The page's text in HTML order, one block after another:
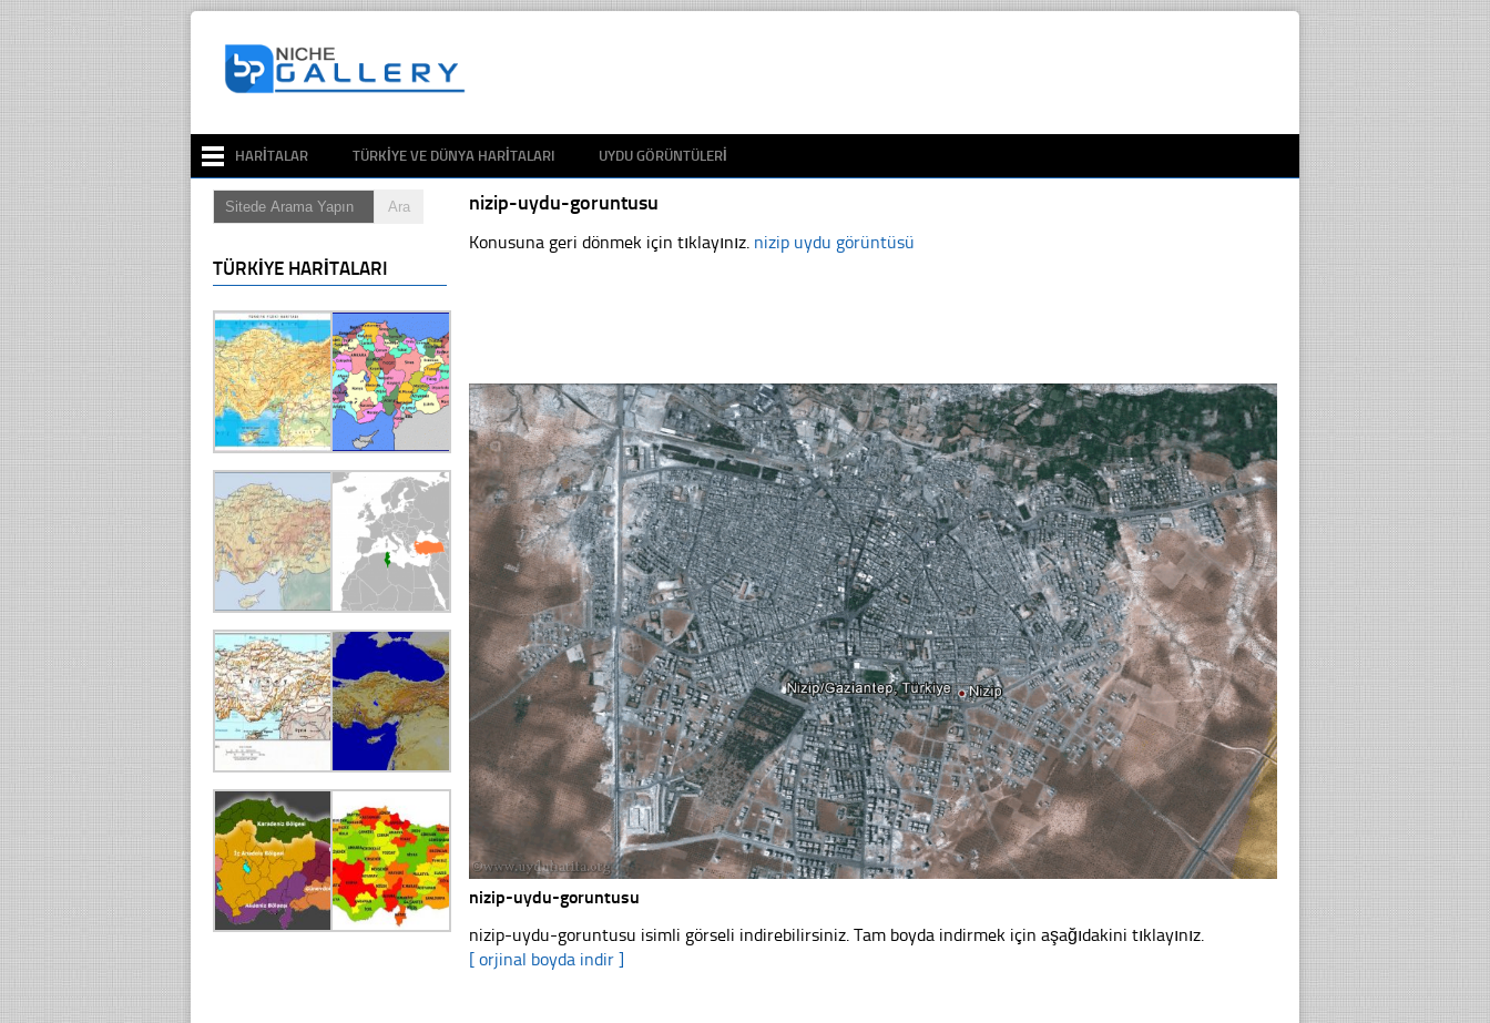
HARITALAR TÜRKIYE VE DÜNYA HARITALARI UYDU GÖRÜNTÜLERI
nizip-uydu-goruntusu
Konusuna geri dönmek için tıklayınız. nizip uydu görüntüsü
nizip-uydu-goruntusu
nizip-uydu-goruntusu isimli görseli indirebilirsiniz. Tam boyda indirmek için aşağıdakini tıklayınız.
[ orjinal boyda indir ]
TÜRKIYE HARITALARI